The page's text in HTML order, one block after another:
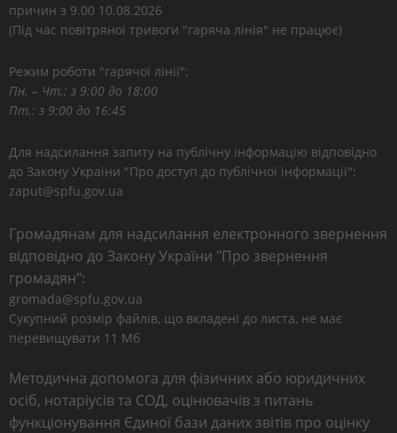
причин з 9.00 10.08.2026
(Під час повітряної тривоги "гаряча лінія" не працює)
Режим роботи "гарячої лінії":
Пн. – Чт.: з 9:00 до 18:00
Пт.: з 9:00 до 16:45
Для надсилання запиту на публічну інформацію відповідно
до Закону України "Про доступ до публічної інформації":
zaput@spfu.gov.ua
Громадянам для надсилання електронного звернення
відповідно до Закону України "Про звернення
громадян":
gromada@spfu.gov.ua
Сукупний розмір файлів, що вкладені до листа, не має
перевищувати 11 Мб
Методична допомога для фізичних або юридичних
осіб, нотаріусів та СОД, оцінювачів з питань
функціонування Єдиної бази даних звітів про оцінку